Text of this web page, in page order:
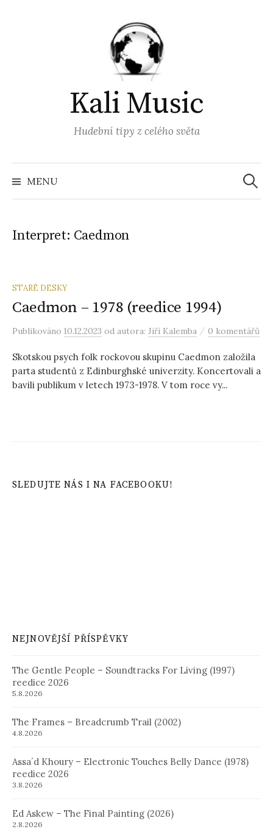
Kali Music
Hudební tipy z celého světa
MENU
Interpret: Caedmon
STARÉ DESKY
Caedmon – 1978 (reedice 1994)
Publikováno 10.12.2023 od autora: Jiří Kalemba / 0 komentářů
Skotskou psych folk rockovou skupinu Caedmon založila
parta studentů z Edinburghské univerzity. Koncertovali a
bavili publikum v letech 1973-1978. V tom roce vy...
SLEDUJTE NÁS I NA FACEBOOKU!
NEJNOVĚJŠÍ PŘÍSPĚVKY
The Gentle People – Soundtracks For Living (1997)
reedice 2026
5.8.2026
The Frames – Breadcrumb Trail (2002)
4.8.2026
Assa´d Khoury – Electronic Touches Belly Dance (1978)
reedice 2026
3.8.2026
Ed Askew – The Final Painting (2026)
2.8.2026